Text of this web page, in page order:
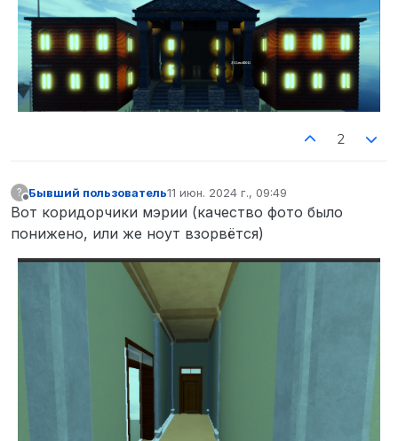
2
? Бывший пользователь11 июн. 2024 г., 09:49
отредактировано
Вот коридорчики мэрии (качество фото было
понижено, или же ноут взорвётся)